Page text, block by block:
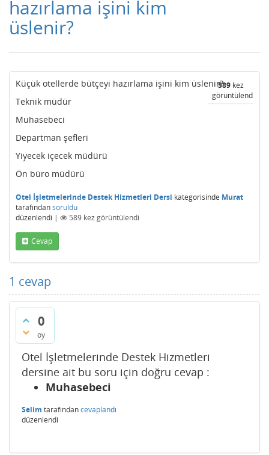
hazırlama işini kim
üslenir?
589 kez
görüntülendi
Küçük otellerde bütçeyi hazırlama işini kim üslenir?
Teknik müdür
Muhasebeci
Departman şefleri
Yiyecek içecek müdürü
Ön büro müdürü
Otel İşletmelerinde Destek Hizmetleri Dersi kategorisinde Murat
tarafındansoruldu
düzenlendi | 589 kez görüntülendi
Cevap
1 cevap
0
oy
Otel İşletmelerinde Destek Hizmetleri
dersine ait bu soru için doğru cevap :
Muhasebeci
Selim tarafındancevaplandı
düzenlendi